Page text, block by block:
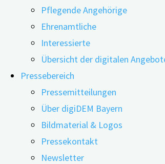
Pflegende Angehörige
Ehrenamtliche
Interessierte
Übersicht der digitalen
Pressebereich
Pressemitteilungen
Über digiDEM Bayern
Bildmaterial & Logos
Pressekontakt
Newsletter
Gleich zu Beginn des Kongresses
Bedeutung der Demenzforschung
Gesellschaft, die Erkrankung zu
Zugehörigen, seltene Unterformen von
Wissenschaftlicher Austausch